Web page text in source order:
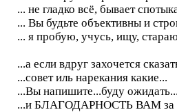
... не гладко всё, бывает
... Вы будьте объективны и
... я пробую, учусь, ищу,
...а если вдруг захочется
...совет иль нарекания какие...
...Вы напишите...буду ожидать...
...и БЛАГОДАРНОСТЬ ВАМ за